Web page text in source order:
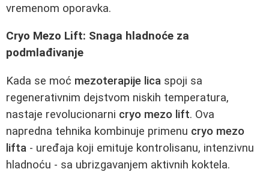
vremenom oporavka.
Cryo Mezo Lift: Snaga hladnoće za
podmlađivanje
Kada se moć mezoterapije lica spoji sa
regenerativnim dejstvom niskih temperatura,
nastaje revolucionarni cryo mezo lift. Ova
napredna tehnika kombinuje primenu cryo mezo
lifta - uređaja koji emituje kontrolisanu, intenzivnu
hladnoću - sa ubrizgavanjem aktivnih koktela.